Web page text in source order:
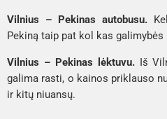
Vilnius – Pekinas autobusu.
Pekiną taip pat kol kas galimybės
Vilnius – Pekinas lėktuvu. Iš
galima rasti, o kainos priklauso
ir kitų niuansų.